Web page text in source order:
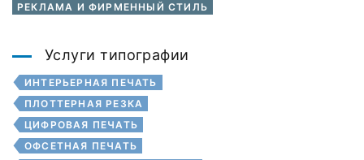
РЕКЛАМА И ФИРМЕННЫЙ СТИЛЬ
Услуги типографии
ИНТЕРЬЕРНАЯ ПЕЧАТЬ
ПЛОТТЕРНАЯ РЕЗКА
ЦИФРОВАЯ ПЕЧАТЬ
ОФСЕТНАЯ ПЕЧАТЬ